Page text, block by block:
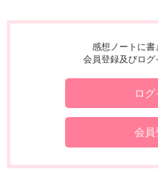
感想ノートに書
会員登録及びログ
ロ
会員